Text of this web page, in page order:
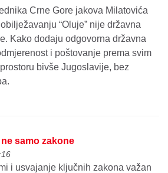
Crne Gore jakova Milatovića
“Oluje” nije državna
Kako dodaju odgovorna državna
i poštovanje prema svim
bivše Jugoslavije, bez
samo zakone
i usvajanje ključnih zakona važan